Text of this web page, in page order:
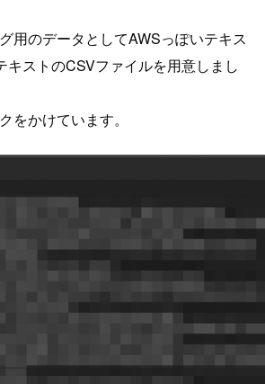
用のデータとしてAWSっぽいテキス
キストのCSVファイルを用意しまし
をかけています。